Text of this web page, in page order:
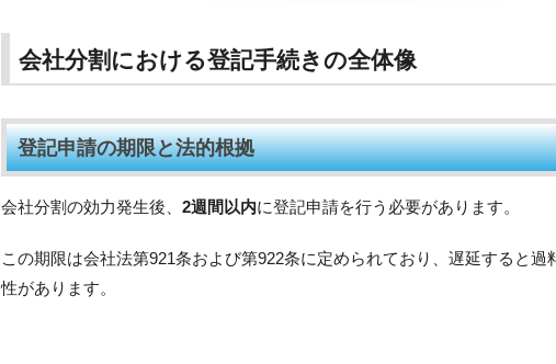
会社分割における登記手続きの全体像
登記申請の期限と法的根拠
会社分割の効力発生後、 2週間以内に登記申請を行う必要があります。
この期限は会社法第921条および第922条に定められており、遅延すると過
性があります。